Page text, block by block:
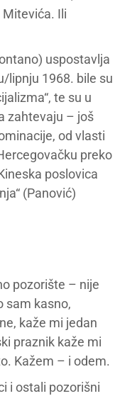
Mitevića. Ili
uspostavlja
lipnju 1968. bile su
te su u
zahtevaju – još
od vlasti
preko
poslovica
(Panović)
pozorište – nije
sam kasno,
kaže mi jedan
praznik kaže mi
Kažem – i odem.
i ostali pozorišni